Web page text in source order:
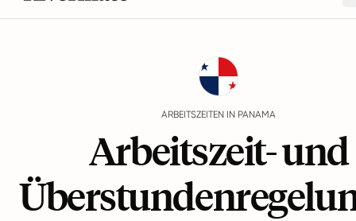
ARBEITSZEITEN IN PANAMA
Arbeitszeit- und